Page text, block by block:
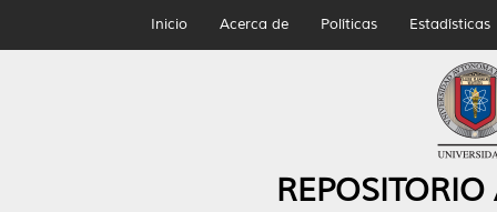
Inicio Acerca de Políticas Estadísticas